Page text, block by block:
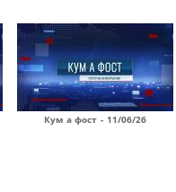
Кум а фост - 11/06/26